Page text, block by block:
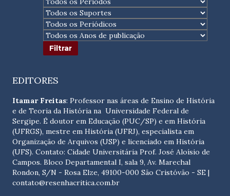
EDITORES
Itamar Freitas: Professor nas áreas de Ensino de História
e de Teoria da História na Universidade Federal de
Sergipe. É doutor em Educação (PUC/SP) e em História
(UFRGS), mestre em História (UFRJ), especialista em
Organização de Arquivos (USP) e licenciado em História
(UFS). Contato: Cidade Universitária Prof. José Aloísio de
Campos. Bloco Departamental I, sala 9, Av. Marechal
Rondon, S/N - Rosa Elze, 49100-000 São Cristóvão - SE |
contato@resenhacritica.com.br